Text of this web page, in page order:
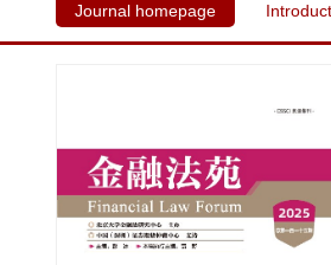
Journal homepage